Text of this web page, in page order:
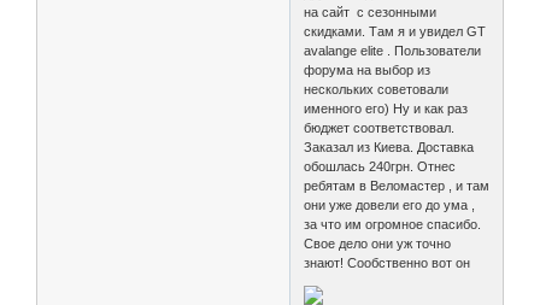
на сайт с сезонными
скидками. Там я и увидел GT
avalange elite . Пользователи
форума на выбор из
нескольких советовали
именного его) Ну и как раз
бюджет соответствовал.
Заказал из Киева. Доставка
обошлась 240грн. Отнес
ребятам в Веломастер , и там
они уже довели его до ума ,
за что им огромное спасибо.
Свое дело они уж точно
знают! Сообственно вот он